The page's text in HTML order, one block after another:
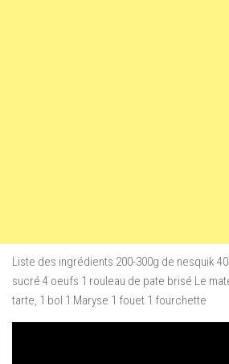
Liste des ingrédients 200-300g de nesquik
sucré 4 oeufs 1 rouleau de pate brisé Le
tarte, 1 bol 1 Maryse 1 fouet 1 fourchette